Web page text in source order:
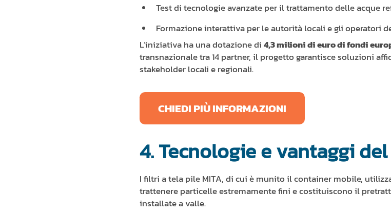
Test di tecnologie avanzate per il trattamento delle acque
Formazione interattiva per le autorità locali e gli operatori
L’iniziativa ha una dotazione di4,3 milioni di euro di fondi
transnazionale tra 14 partner, il progetto garantisce soluzioni
stakeholder locali e regionali.
CHIEDI PIÙ INFORMAZIONI
4. Tecnologie e vantaggi
I filtri a tela pile MITA, di cui è munito il container mobile,
trattenere particelle estremamente fini e costituiscono il
installate a valle.